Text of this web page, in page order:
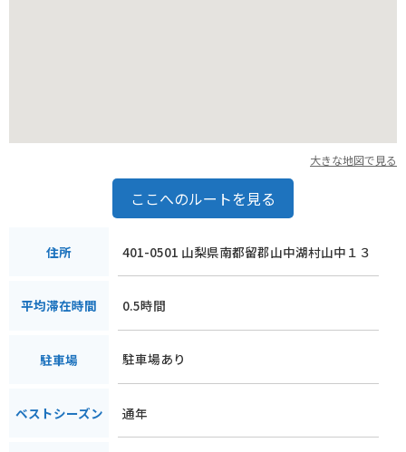
景勝地として、訪れる人々に癒しと感動を与えてくれる場所で
す。ぜひ一度足を運んで、その魅力を体感してみてください。
大きな地図で見る
ここへのルートを見る
住所 401-0501 山梨県南都留郡山中湖村山中１３
平均滞在時間 0.5時間
駐車場 駐車場あり
ベストシーズン 通年